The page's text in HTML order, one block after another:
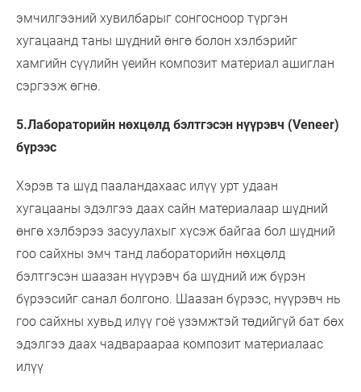
эмчилгээний хувилбарыг сонгосноор түргэн
хугацаанд таны шүдний өнгө болон хэлбэрийг
хамгийн сүүлийн үеийн композит материал ашиглан
сэргээж өгнө.
5.Лабораторийн нөхцөлд бэлтгэсэн нүүрэвч (Veneer)
бүрээс
Хэрэв та шүд пааландахаас илүү урт удаан
хугацааны эдэлгээ даах сайн материалаар шүдний
өнгө хэлбэрээ засуулахыг хүсэж байгаа бол шүдний
гоо сайхны эмч танд лабораторийн нөхцөлд
бэлтгэсэн шаазан нүүрэвч ба шүдний иж бүрэн
бүрээсийг санал болгоно. Шаазан бүрээс, нүүрэвч нь
гоо сайхны хувьд илүү гоё үзэмжтэй төдийгүй бат бөх
эдэлгээ даах чадвараараа композит материалаас
илүү